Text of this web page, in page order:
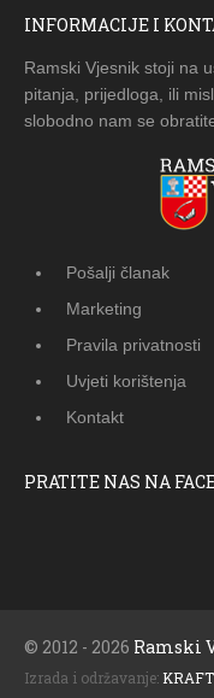
INFORMACIJE I
Ramski Vjesnik stoji na
pitanja, prijedloga, ili
slobodno nam se
Pošalji članak
Marketing
Pravila privatnosti
Uvjeti korištenja
Kontakt
PRATITE NAS NA
© 2012 - 2026 Ramski
Izrada i održavanje: